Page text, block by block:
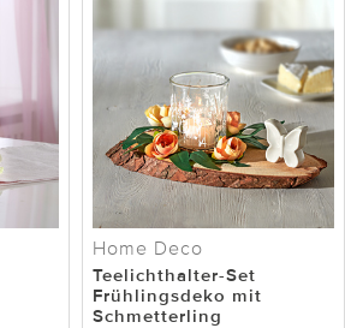
Home Deco
Teelichthalter-Set
Frühlingsdeko mit
Schmetterling